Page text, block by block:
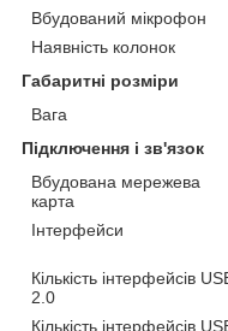
Вбудований мікрофон
Наявність колонок
Габаритні розміри
Вага
Підключення і зв'язок
Вбудована мережева
карта
Інтерфейси
Кількість інтерфейсів
2.0
Кількість інтерфейсів